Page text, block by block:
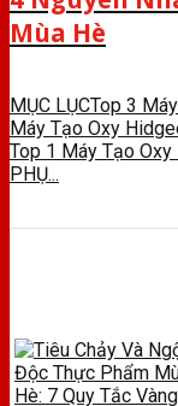
Mùa Hè
MỤC LỤCTop 3
Máy Tạo Oxy
Top 1 Máy Tạo
PHỤ...